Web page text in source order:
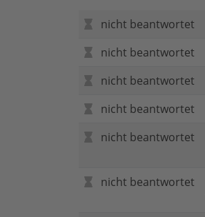
nicht beantwortet
nicht beantwortet
nicht beantwortet
nicht beantwortet
nicht beantwortet
nicht beantwortet